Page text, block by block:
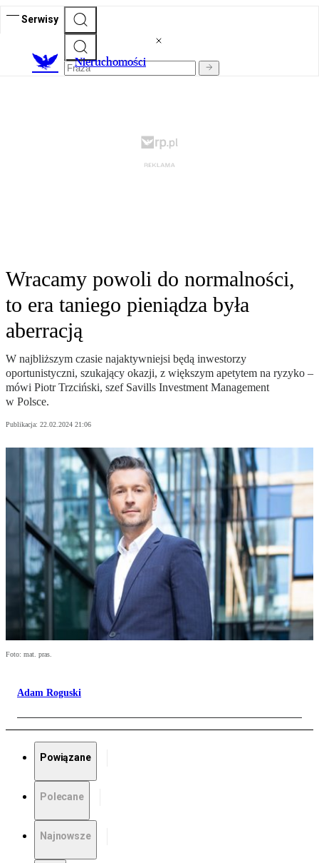
Serwisy
Nieruchomości
Wracamy powoli do normalności,
to era taniego pieniądza była
aberracją
W najbliższym czasie najaktywniejsi będą inwestorzy
oportunistyczni, szukający okazji, z większym apetytem na ryzyko –
mówi Piotr Trzciński, szef Savills Investment Management
w Polsce.
Publikacja: 22.02.2024 21:06
Foto: mat. pras.
Adam Roguski
Powiązane
Polecane
Najnowsze